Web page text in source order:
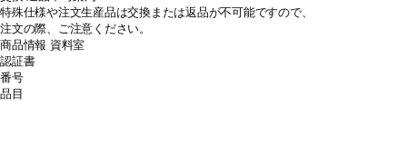
特殊仕様や注文生産品は交換または返品が不可能ですので、
注文の際、ご注意ください。
商品情報 資料室
認証書
番号
品目